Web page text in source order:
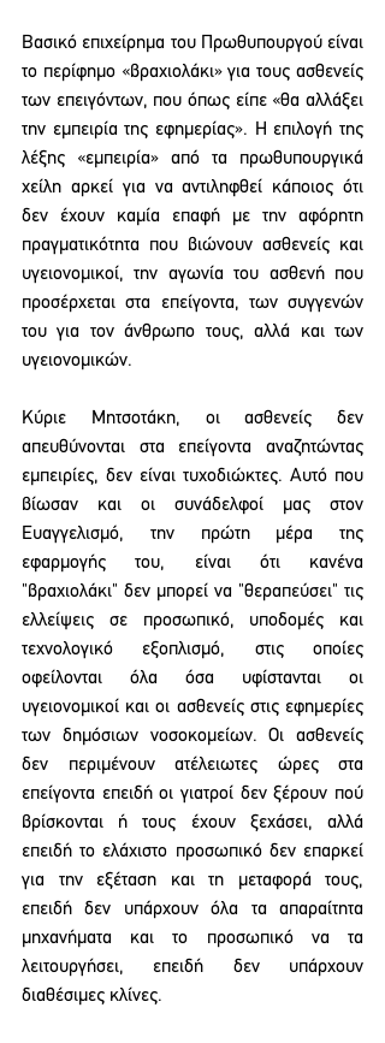
Βασικό επιχείρημα του Πρωθυπουργού είναι
το περίφημο «βραχιολάκι» για τους ασθενείς
των επειγόντων, που όπως είπε «θα αλλάξει
την εμπειρία της εφημερίας». Η επιλογή της
λέξης «εμπειρία» από τα πρωθυπουργικά
χείλη αρκεί για να αντιληφθεί κάποιος ότι
δεν έχουν καμία επαφή με την αφόρητη
πραγματικότητα που βιώνουν ασθενείς και
υγειονομικοί, την αγωνία του ασθενή που
προσέρχεται στα επείγοντα, των συγγενών
του για τον άνθρωπο τους, αλλά και των
υγειονομικών.
Κύριε Μητσοτάκη, οι ασθενείς δεν
απευθύνονται στα επείγοντα αναζητώντας
εμπειρίες, δεν είναι τυχοδιώκτες. Αυτό που
βίωσαν και οι συνάδελφοί μας στον
Ευαγγελισμό, την πρώτη μέρα της
εφαρμογής του, είναι ότι κανένα
"βραχιολάκι" δεν μπορεί να "θεραπεύσει" τις
ελλείψεις σε προσωπικό, υποδομές και
τεχνολογικό εξοπλισμό, στις οποίες
οφείλονται όλα όσα υφίστανται οι
υγειονομικοί και οι ασθενείς στις εφημερίες
των δημόσιων νοσοκομείων. Οι ασθενείς
δεν περιμένουν ατέλειωτες ώρες στα
επείγοντα επειδή οι γιατροί δεν ξέρουν πού
βρίσκονται ή τους έχουν ξεχάσει, αλλά
επειδή το ελάχιστο προσωπικό δεν επαρκεί
για την εξέταση και τη μεταφορά τους,
επειδή δεν υπάρχουν όλα τα απαραίτητα
μηχανήματα και το προσωπικό να τα
λειτουργήσει, επειδή δεν υπάρχουν
διαθέσιμες κλίνες.